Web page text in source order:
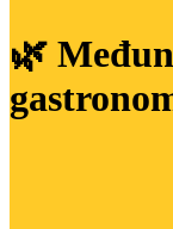
🌿